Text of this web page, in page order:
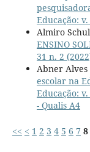
Educação:
Almiro
ENSINO
31 n. 2
Abner Alves
escolar na
Educação:
- Qualis A4
<< < 1 2 3 4 5 6 7 8